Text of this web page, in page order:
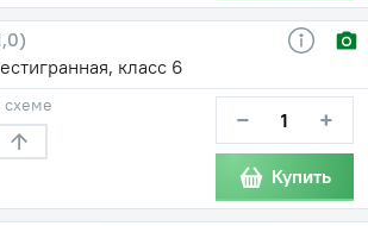
класс 6
схеме − +
Купить